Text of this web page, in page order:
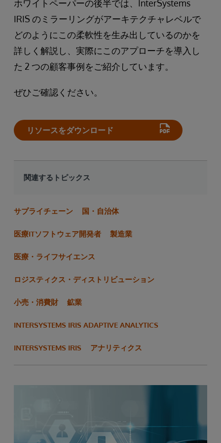
ホワイトペーパーの後半では、InterSystems
IRIS のミラーリングがアーキテクチャレベルで
どのようにこの柔軟性を生み出しているのかを
詳しく解説し、実際にこのアプローチを導入し
た 2 つの顧客事例をご紹介しています。
ぜひご確認ください。
リソースをダウンロード
関連するトピックス
サプライチェーン 国・自治体
医療ITソフトウェア開発者 製造業
医療・ライフサイエンス
ロジスティクス・ディストリビューション
小売・消費財 鉱業
INTERSYSTEMS IRIS ADAPTIVE ANALYTICS
INTERSYSTEMS IRIS アナリティクス